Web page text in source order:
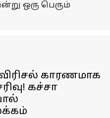
ஒரு பெரும்
காரணமாக
கச்சா